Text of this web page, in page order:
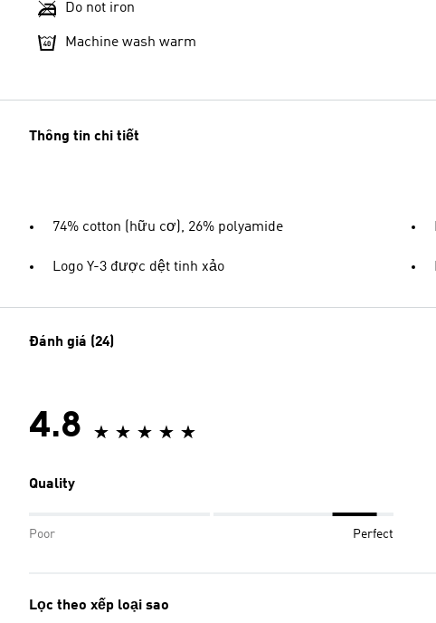
Do not iron
Machine wash warm
Thông tin chi tiết
74% cotton (hữu cơ), 26% polyamide
Logo Y-3 được dệt tinh xảo
Đánh giá (24)
4.8
Quality
Poor Perfect
Lọc theo xếp loại sao